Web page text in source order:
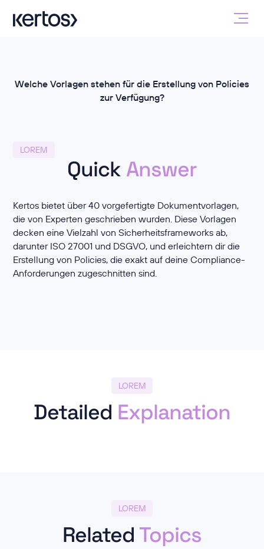
Welche Vorlagen stehen für die Erstellung von Policies
zur Verfügung?
LOREM
Quick Answer
Kertos bietet über 40 vorgefertigte Dokumentvorlagen,
die von Experten geschrieben wurden. Diese Vorlagen
decken eine Vielzahl von Sicherheitsframeworks ab,
darunter ISO 27001 und DSGVO, und erleichtern dir die
Erstellung von Policies, die exakt auf deine Compliance-
Anforderungen zugeschnitten sind.
LOREM
Detailed Explanation
LOREM
Related Topics